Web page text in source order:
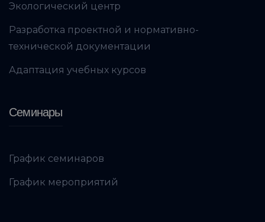
Экологический центр
Разработка проектной и нормативно-
технической документации
Адаптация учебных курсов
Семинары
График семинаров
График мероприятий